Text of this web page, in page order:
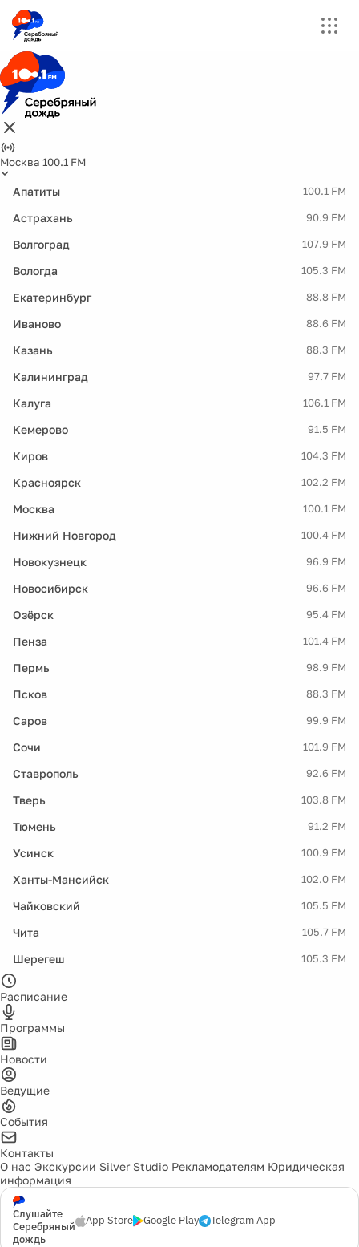
Москва 100.1 FM
Апатиты 100.1 FM
Астрахань 90.9 FM
Волгоград 107.9 FM
Вологда 105.3 FM
Екатеринбург 88.8 FM
Иваново 88.6 FM
Казань 88.3 FM
Калининград 97.7 FM
Калуга 106.1 FM
Кемерово 91.5 FM
Киров 104.3 FM
Красноярск 102.2 FM
Москва 100.1 FM
Нижний Новгород 100.4 FM
Новокузнецк 96.9 FM
Новосибирск 96.6 FM
Озёрск 95.4 FM
Пенза 101.4 FM
Пермь 98.9 FM
Псков 88.3 FM
Саров 99.9 FM
Сочи 101.9 FM
Ставрополь 92.6 FM
Тверь 103.8 FM
Тюмень 91.2 FM
Усинск 100.9 FM
Ханты-Мансийск 102.0 FM
Чайковский 105.5 FM
Чита 105.7 FM
Шерегеш 105.3 FM
Расписание
Программы
Новости
Ведущие
События
Контакты
О нас Экскурсии Silver Studio Рекламодателям Юридическая
информация
Слушайте
Серебряный
дождь
App Store Google Play Telegram App